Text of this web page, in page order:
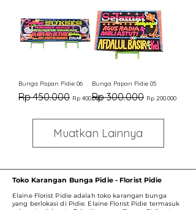
Bunga Papan Pidie 06
Harga Reguler
Rp 450.000 Harga Promosi
Rp 400.000
Bunga Papan Pidie 05
Harga Reguler
Rp 300.000 Rp 200.000
Muatkan Lainnya
Toko Karangan Bunga Pidie - Florist Pidie
Elaine Florist Pidie adalah toko karangan bunga
yang berlokasi di Pidie. Elaine Florist Pidie termasuk